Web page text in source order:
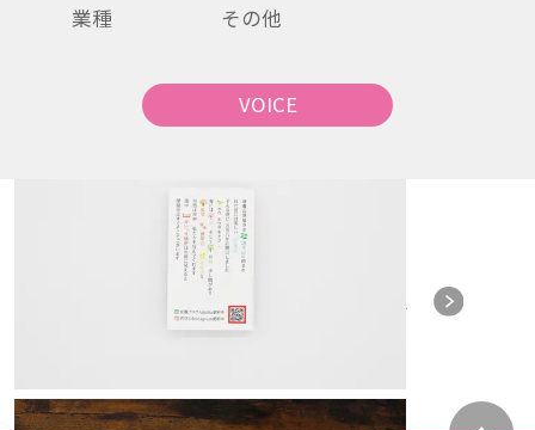
業種
その他
VOICE